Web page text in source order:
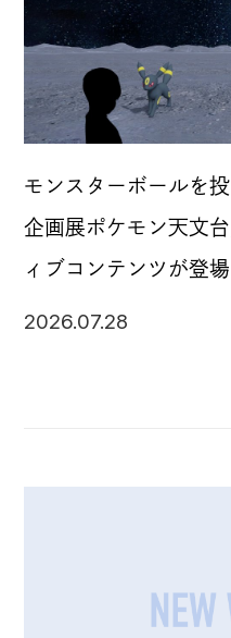
モンスターボールを
企画展ポケモン天文
ィブコンテンツが登場
2026.07.28